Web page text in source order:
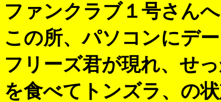
ファンクラブ１号さんへ
この所、パソコンにデ
フリーズ君が現れ、せ
を食べてトンズラ、の